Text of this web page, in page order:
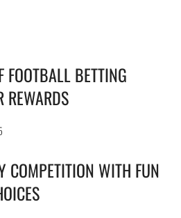
FOOTBALL BETTING
REWARDS
COMPETITION WITH FUN